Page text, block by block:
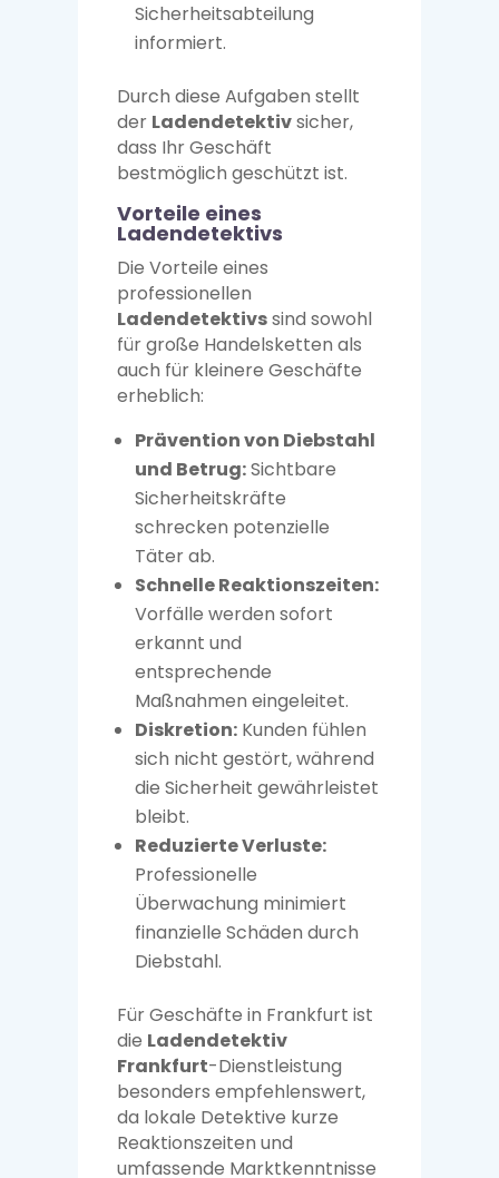
Sicherheitsabteilung
informiert.
Durch diese Aufgaben stellt
der Ladendetektivsicher,
dass Ihr Geschäft
bestmöglich geschützt ist.
Vorteile eines
Ladendetektivs
Die Vorteile eines
professionellen
Ladendetektivssind sowohl
für große Handelsketten als
auch für kleinere Geschäfte
erheblich:
Prävention von Diebstahl
und Betrug:Sichtbare
Sicherheitskräfte
schrecken potenzielle
Täter ab.
Schnelle Reaktionszeiten:
Vorfälle werden sofort
erkannt und
entsprechende
Maßnahmen eingeleitet.
Diskretion:Kunden fühlen
sich nicht gestört, während
die Sicherheit gewährleistet
bleibt.
Reduzierte Verluste:
Professionelle
Überwachung minimiert
finanzielle Schäden durch
Diebstahl.
Für Geschäfte in Frankfurt ist
die Ladendetektiv
Frankfurt-Dienstleistung
besonders empfehlenswert,
da lokale Detektive kurze
Reaktionszeiten und
umfassende Marktkenntnisse